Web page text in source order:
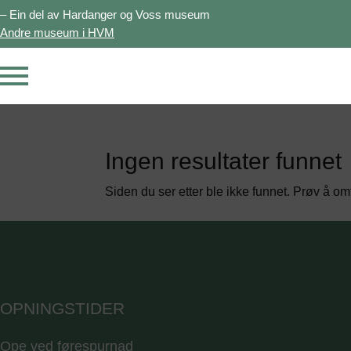
– Ein del av Hardanger og Voss museum
Andre museum i HVM
Ingen resultater funnet
Siden du ser etter ble ikke funnet. Prøv å
OPNINGSTIDER
Ope ved førespurnad